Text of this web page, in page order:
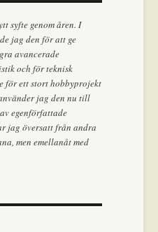
syfte genom åren. I
jag den för att ge
avancerade
och för teknisk
för ett stort hobbyprojekt
jag den nu till
egenförfattade
jag översatt från andra
men emellanåt med